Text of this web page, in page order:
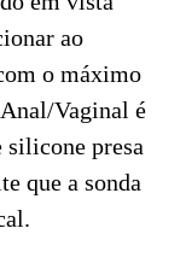
ao
o máximo
Vaginal é
silicone presa
que a sonda